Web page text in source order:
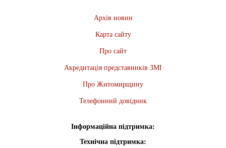
Архів новин
Карта сайту
Про сайт
Акредитація представників ЗМІ
Про Житомирщину
Телефонний довідник
Інформаційна підтримка:
Технічна підтримка: